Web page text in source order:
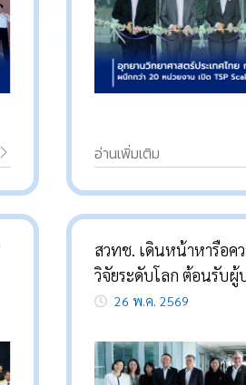
อ่านเพิ่มเติม
สวทช. เดินหน้าหารือค
วิจัยระดับโลก ต้อนรับผู้
NSFC จากประเทศจีน
26 พ.ค. 2569